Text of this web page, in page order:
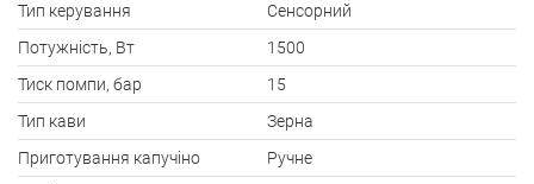
Тип керування
Сенсорний
Потужність, Вт
1500
Тиск помпи, бар
15
Тип кави
Зерна
Приготування капучіно
Ручне